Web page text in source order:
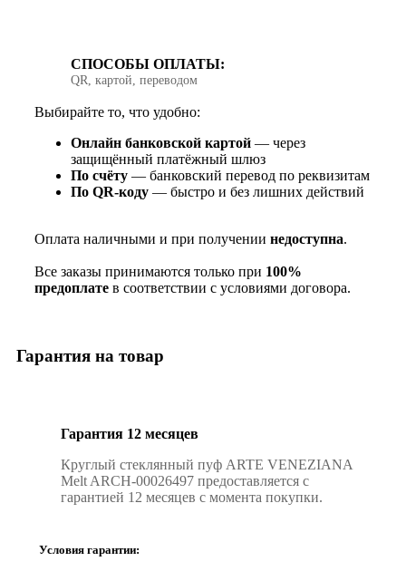
СПОСОБЫ ОПЛАТЫ:
QR, картой, переводом
Выбирайте то, что удобно:
Онлайн банковской картой — через
защищённый платёжный шлюз
По счёту — банковский перевод по реквизитам
По QR‑коду — быстро и без лишних действий
Оплата наличными и при получении недоступна.
Все заказы принимаются только при 100%
предоплате в соответствии с условиями договора.
Гарантия на товар
Гарантия 12 месяцев
Круглый стеклянный пуф ARTE VENEZIANA
Melt ARCH-00026497 предоставляется с
гарантией 12 месяцев с момента покупки.
Условия гарантии: